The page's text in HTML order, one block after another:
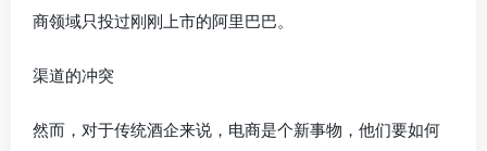
商领域只投过刚刚上市的阿里巴巴。
渠道的冲突
然而，对于传统酒企来说，电商是个新事物，他们要如何